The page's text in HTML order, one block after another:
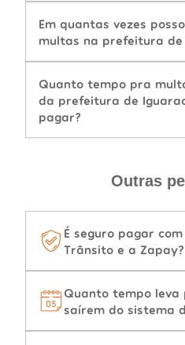
Em quantas vezes
multas na prefeitura de
Quanto tempo pra
da prefeitura de
pagar?
Outras
É seguro pagar
Trânsito e a Zapay?
Quanto tempo leva
saírem do sistema